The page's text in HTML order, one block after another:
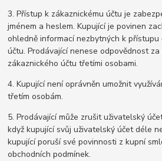
3. Přístup k zákaznickému účtu je
jménem a heslem. Kupující je povinen
ohledně informací nezbytných k přístupu
účtu. Prodávající nenese odpovědnost
zákaznického účtu třetími osobami.
4. Kupující není oprávněn umožnit
třetím osobám.
5. Prodávající může zrušit uživatelský
když kupující svůj uživatelský účet déle
kupující poruší své povinnosti z kupní
obchodních podmínek.